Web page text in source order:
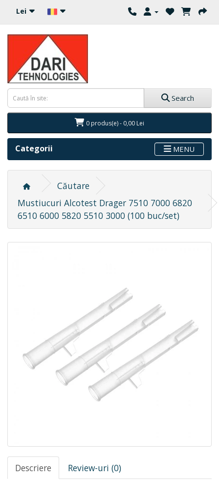
Lei
Search
0 produs(e) - 0,00 Lei
Categorii MENU
Căutare
Mustiucuri Alcotest Drager 7510 7000 6820
6510 6000 5820 5510 3000 (100 buc/set)
Descriere Review-uri (0)